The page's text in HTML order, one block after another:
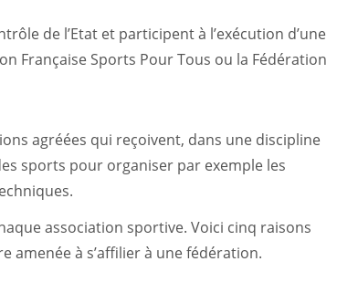
de l’Etat et participent à l’exécution d’une
Française Sports Pour Tous ou la Fédération
agréées qui reçoivent, dans une discipline
sports pour organiser par exemple les
association sportive. Voici cinq raisons
à s’affilier à une fédération.